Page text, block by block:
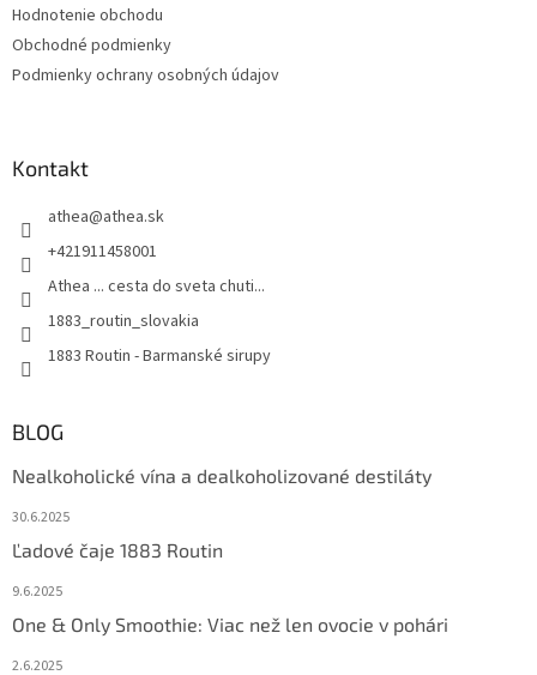
Hodnotenie obchodu
Obchodné podmienky
Podmienky ochrany osobných údajov
Kontakt
athea@athea.sk
+421911458001
Athea ... cesta do sveta chuti...
1883_routin_slovakia
1883 Routin - Barmanské sirupy
BLOG
Nealkoholické vína a dealkoholizované destiláty
30.6.2025
Ľadové čaje 1883 Routin
9.6.2025
One & Only Smoothie: Viac než len ovocie v pohári
2.6.2025